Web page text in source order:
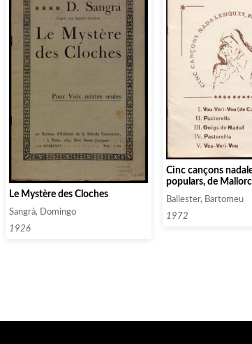
Le Mystère des Cloches
Sangrà, Domingo
1926
Cinc cançons
populars, de
Ballester, Bartomeu
1972